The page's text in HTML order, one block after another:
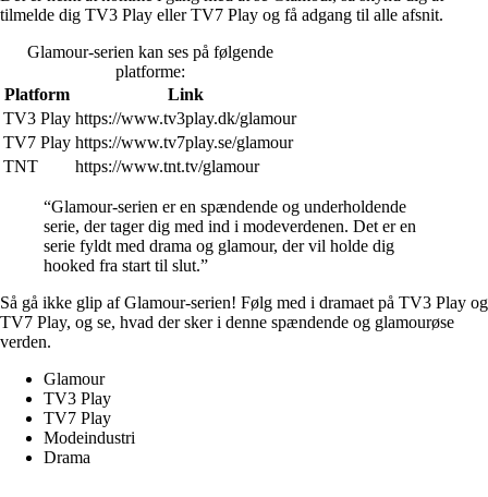
tilmelde dig TV3 Play eller TV7 Play og få adgang til alle afsnit.
Glamour-serien kan ses på følgende
platforme:
Platform
Link
TV3 Play https://www.tv3play.dk/glamour
TV7 Play https://www.tv7play.se/glamour
TNT
https://www.tnt.tv/glamour
“Glamour-serien er en spændende og underholdende
serie, der tager dig med ind i modeverdenen. Det er en
serie fyldt med drama og glamour, der vil holde dig
hooked fra start til slut.”
Så gå ikke glip af Glamour-serien! Følg med i dramaet på TV3 Play og
TV7 Play, og se, hvad der sker i denne spændende og glamourøse
verden.
Glamour
TV3 Play
TV7 Play
Modeindustri
Drama